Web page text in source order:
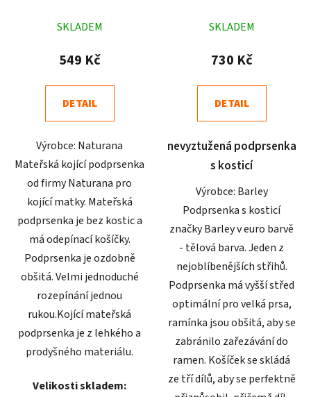
hodnocení
produktu
4,9
z
hvězdiček.
SKLADEM
549 Kč
DETAIL
Výrobce: Naturana
Mateřská kojící podprsenka
od firmy Naturana pro
kojící matky. Mateřská
podprsenka je bez kostic a
má odepínací košíčky.
Podprsenka je ozdobně
obšitá. Velmi jednoduché
rozepínání jednou
rukou.Kojící mateřská
podprsenka je z lehkého a
prodyšného materiálu.
Velikosti skladem:
hodnocení
produktu
4,7
z
hvězdiček.
SKLADEM
730 Kč
DETAIL
nevyztužená podprsenka
s kosticí
Výrobce: Barley
Podprsenka s kosticí
značky Barley v euro barvě
- tělová barva. Jeden z
nejoblíbenějších střihů.
Podprsenka má vyšší střed
optimální pro velká prsa,
ramínka jsou obšitá, aby se
zabránilo zařezávání do
ramen. Košíček se skládá
ze tří dílů, aby se perfektně